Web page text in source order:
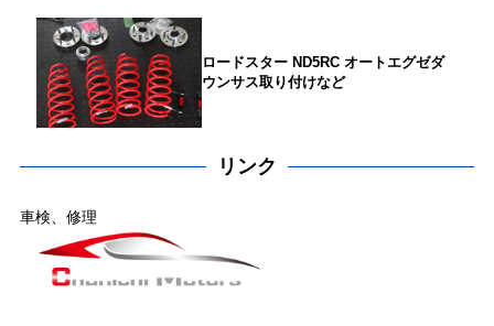
ロードスター ND5RC オートエグゼダ
ウンサス取り付けなど
リンク
車検、修理